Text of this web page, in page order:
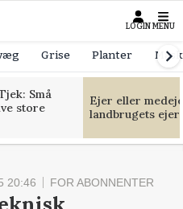
LOGIN MENU
Grise Planter
Små
store
Ejer eller
landbrugets
20:46 FOR ABONNENTER